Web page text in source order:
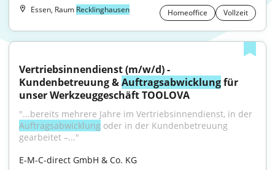
Essen, Raum Recklinghausen Homeoffice Vollzeit
Vertriebsinnendienst (m/w/d) -
Kundenbetreuung & Auftragsabwicklung für
unser Werkzeuggeschäft TOOLOVA
Auftragsabwicklung oder in der Kundenbetreuung
gearbeitet –..."
E-M-C-direct GmbH & Co. KG